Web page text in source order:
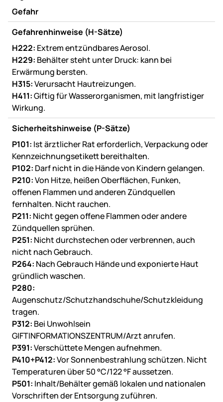
Gefahr
Gefahrenhinweise (H-Sätze)
H222: Extrem entzündbares Aerosol.
H229: Behälter steht unter Druck: kann bei
Erwärmung bersten.
H315:Verursacht Hautreizungen.
H411:Giftig für Wasserorganismen, mit langfristiger
Wirkung.
Sicherheitshinweise (P-Sätze)
P101: Ist ärztlicher Rat erforderlich, Verpackung oder
Kennzeichnungsetikett bereithalten.
P102: Darf nicht in die Hände von Kindern gelangen.
P210:Von Hitze, heißen Oberflächen, Funken,
offenen Flammen und anderen Zündquellen
fernhalten. Nicht rauchen.
P211: Nicht gegen offene Flammen oder andere
Zündquellen sprühen.
P251: Nicht durchstechen oder verbrennen, auch
nicht nach Gebrauch.
P264: Nach Gebrauch Hände und exponierte Haut
gründlich waschen.
P280:
Augenschutz/Schutzhandschuhe/Schutzkleidung
tragen.
P312: Bei Unwohlsein
GIFTINFORMATIONSZENTRUM/Arzt anrufen.
P391:Verschüttete Mengen aufnehmen.
P410+P412:Vor Sonnenbestrahlung schützen. Nicht
Temperaturen über 50 °C/122 °F aussetzen.
P501: Inhalt/Behälter gemäß lokalen und nationalen
Vorschriften der Entsorgung zuführen.